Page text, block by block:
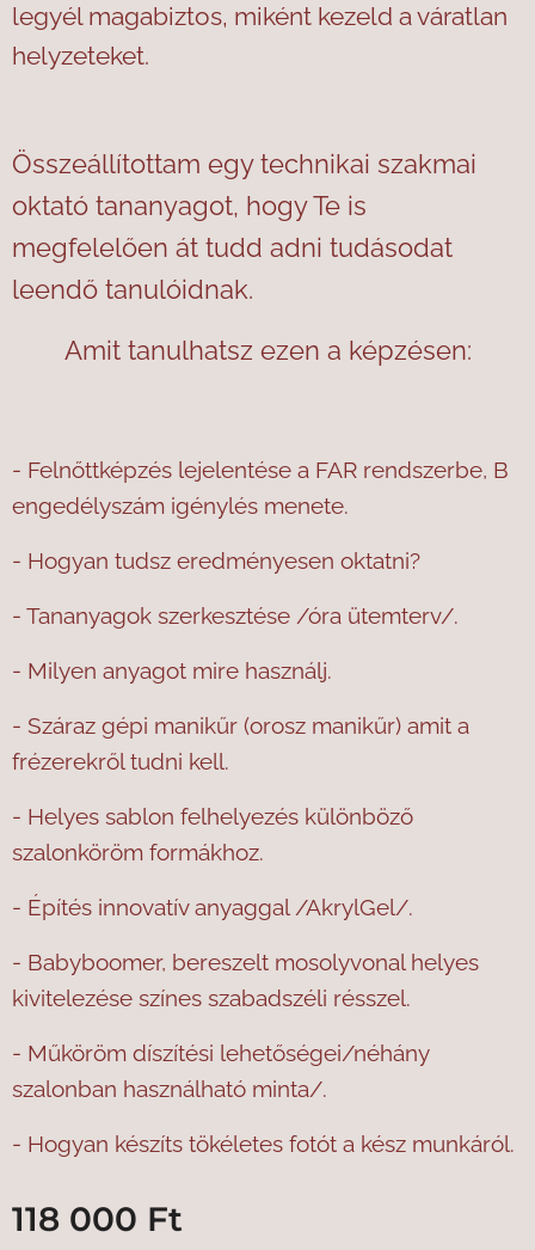
legyél magabiztos, miként kezeld a váratlan
helyzeteket.
Összeállítottam egy technikai szakmai
oktató tananyagot, hogy Te is
megfelelően át tudd adni tudásodat
leendő tanulóidnak.
Amit tanulhatsz ezen a képzésen:
- Felnőttképzés lejelentése a FAR rendszerbe, B
engedélyszám igénylés menete.
- Hogyan tudsz eredményesen oktatni?
- Tananyagok szerkesztése /óra ütemterv/.
- Milyen anyagot mire használj.
- Száraz gépi manikűr (orosz manikűr) amit a
frézerekről tudni kell.
- Helyes sablon felhelyezés különböző
szalonköröm formákhoz.
- Építés innovatív anyaggal /AkrylGel/.
- Babyboomer, bereszelt mosolyvonal helyes
kivitelezése színes szabadszéli résszel.
- Műköröm díszítési lehetőségei/néhány
szalonban használható minta/.
- Hogyan készíts tökéletes fotót a kész munkáról.
118 000 Ft